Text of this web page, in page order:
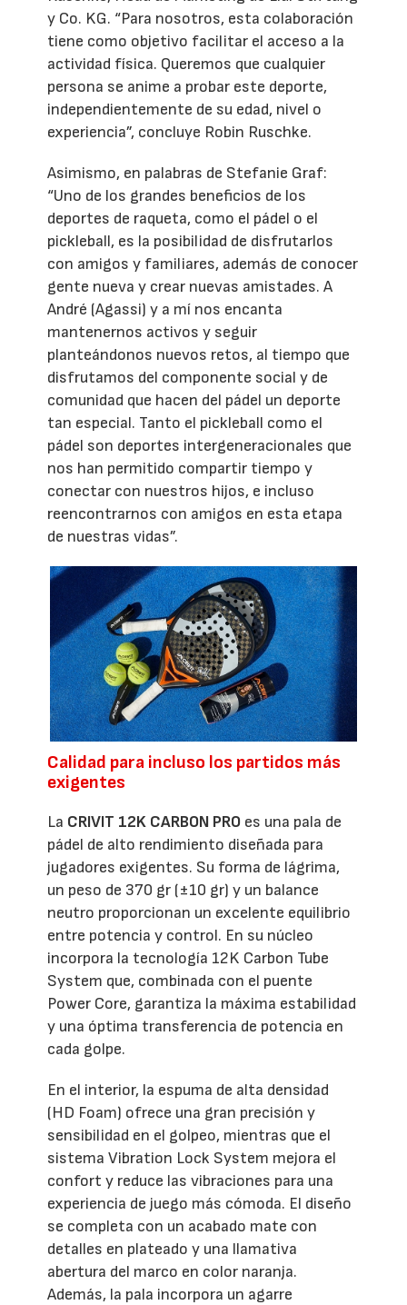
y Co. KG. “Para nosotros, esta colaboración
tiene como objetivo facilitar el acceso a la
actividad física. Queremos que cualquier
persona se anime a probar este deporte,
independientemente de su edad, nivel o
experiencia”, concluye Robin Ruschke.
Asimismo, en palabras de Stefanie Graf:
“Uno de los grandes beneficios de los
deportes de raqueta, como el pádel o el
pickleball, es la posibilidad de disfrutarlos
con amigos y familiares, además de conocer
gente nueva y crear nuevas amistades. A
André (Agassi) y a mí nos encanta
mantenernos activos y seguir
planteándonos nuevos retos, al tiempo que
disfrutamos del componente social y de
comunidad que hacen del pádel un deporte
tan especial. Tanto el pickleball como el
pádel son deportes intergeneracionales que
nos han permitido compartir tiempo y
conectar con nuestros hijos, e incluso
reencontrarnos con amigos en esta etapa
de nuestras vidas”.
Calidad para incluso los partidos más
exigentes
La CRIVIT 12K CARBON PRO es una pala de
pádel de alto rendimiento diseñada para
jugadores exigentes. Su forma de lágrima,
un peso de 370 gr (±10 gr) y un balance
neutro proporcionan un excelente equilibrio
entre potencia y control. En su núcleo
incorpora la tecnología 12K Carbon Tube
System que, combinada con el puente
Power Core, garantiza la máxima estabilidad
y una óptima transferencia de potencia en
cada golpe.
En el interior, la espuma de alta densidad
(HD Foam) ofrece una gran precisión y
sensibilidad en el golpeo, mientras que el
sistema Vibration Lock System mejora el
confort y reduce las vibraciones para una
experiencia de juego más cómoda. El diseño
se completa con un acabado mate con
detalles en plateado y una llamativa
abertura del marco en color naranja.
Además, la pala incorpora un agarre